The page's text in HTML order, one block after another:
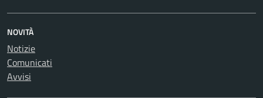
NOVITÀ
Notizie
Comunicati
Avvisi